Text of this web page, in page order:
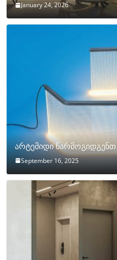
January 24, 2026
არტემიდი წარმოგიდგენთ
September 16, 2025